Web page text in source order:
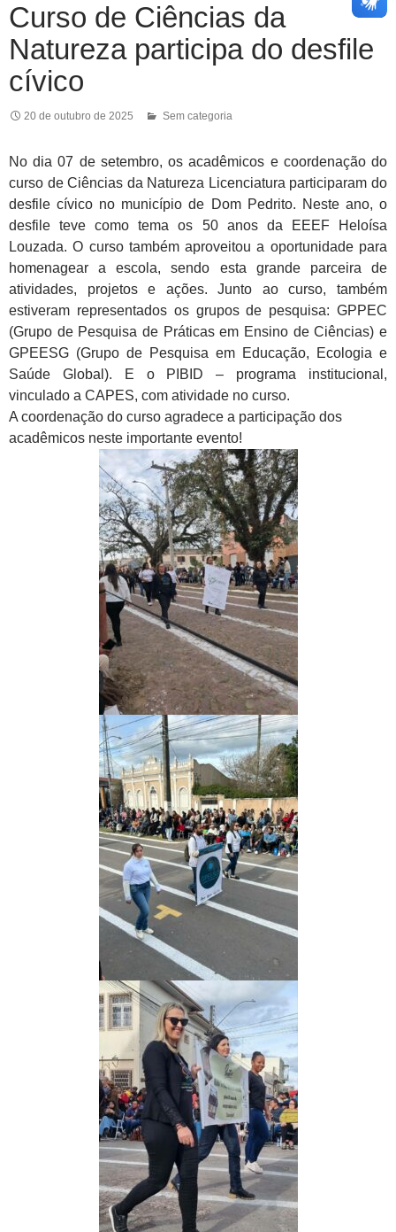
Curso de Ciências da
Natureza participa do desfile
cívico
20 de outubro de 2025 Sem categoria
No dia 07 de setembro, os acadêmicos e coordenação do
curso de Ciências da Natureza Licenciatura participaram do
desfile cívico no município de Dom Pedrito. Neste ano, o
desfile teve como tema os 50 anos da EEEF Heloísa
Louzada. O curso também aproveitou a oportunidade para
homenagear a escola, sendo esta grande parceira de
atividades, projetos e ações. Junto ao curso, também
estiveram representados os grupos de pesquisa: GPPEC
(Grupo de Pesquisa de Práticas em Ensino de Ciências) e
GPEESG (Grupo de Pesquisa em Educação, Ecologia e
Saúde Global). E o PIBID – programa institucional,
vinculado a CAPES, com atividade no curso.
A coordenação do curso agradece a participação dos
acadêmicos neste importante evento!